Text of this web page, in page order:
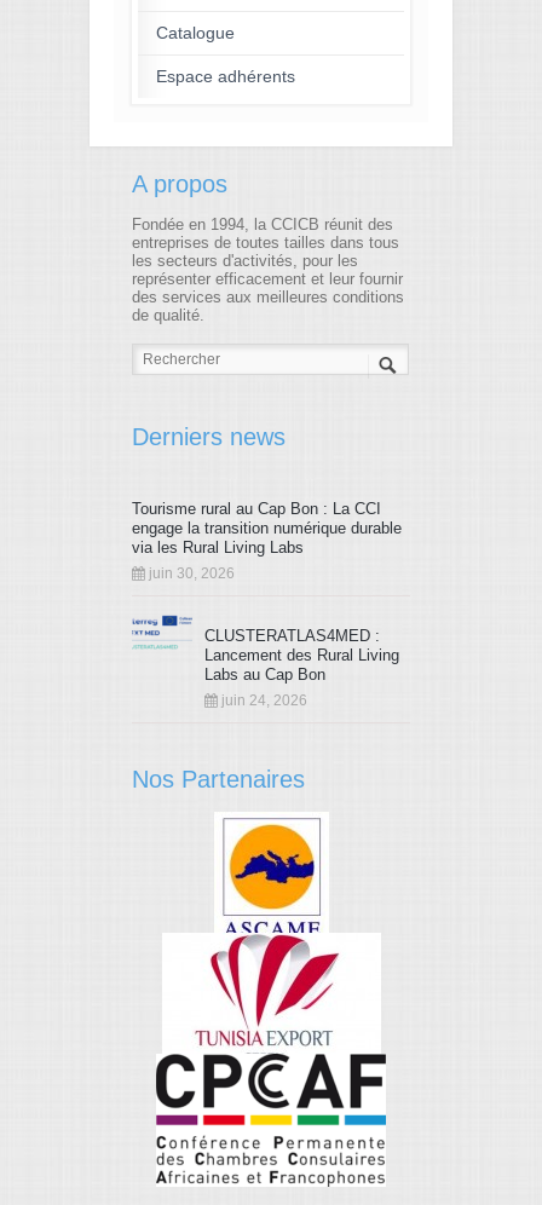
Catalogue
Espace adhérents
A propos
Fondée en 1994, la CCICB réunit des
entreprises de toutes tailles dans tous
les secteurs d'activités, pour les
représenter efficacement et leur fournir
des services aux meilleures conditions
de qualité.
Derniers news
Tourisme rural au Cap Bon : La CCI
engage la transition numérique durable
via les Rural Living Labs
juin 30, 2026
CLUSTERATLAS4MED :
Lancement des Rural Living
Labs au Cap Bon
juin 24, 2026
Nos Partenaires